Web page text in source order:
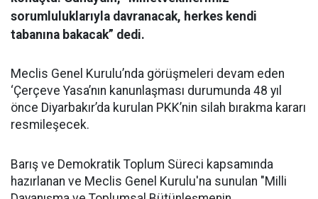
sorumluluklarıyla davranacak, herkes kendi
tabanına bakacak” dedi.
Meclis Genel Kurulu’nda görüşmeleri devam eden
‘Çerçeve Yasa’nın kanunlaşması durumunda 48 yıl
önce Diyarbakır’da kurulan PKK’nin silah bırakma kararı
resmileşecek.
Barış ve Demokratik Toplum Süreci kapsamında
hazırlanan ve Meclis Genel Kurulu'na sunulan "Milli